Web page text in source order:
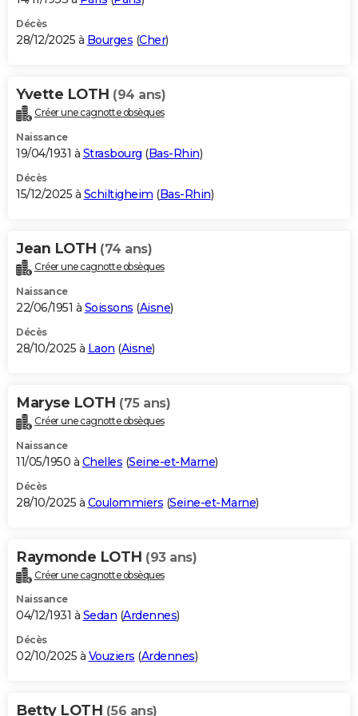
Décès
28/12/2025 à Bourges (Cher)
Yvette LOTH (94 ans)
Créer une cagnotte obsèques
Naissance
19/04/1931 à Strasbourg (Bas-Rhin)
Décès
15/12/2025 à Schiltigheim (Bas-Rhin)
Jean LOTH (74 ans)
Créer une cagnotte obsèques
Naissance
22/06/1951 à Soissons (Aisne)
Décès
28/10/2025 à Laon (Aisne)
Maryse LOTH (75 ans)
Créer une cagnotte obsèques
Naissance
11/05/1950 à Chelles (Seine-et-Marne)
Décès
28/10/2025 à Coulommiers (Seine-et-Marne)
Raymonde LOTH (93 ans)
Créer une cagnotte obsèques
Naissance
04/12/1931 à Sedan (Ardennes)
Décès
02/10/2025 à Vouziers (Ardennes)
Betty LOTH (56 ans)